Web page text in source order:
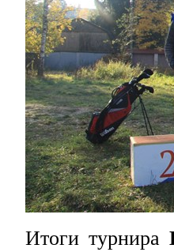
Итоги турнира